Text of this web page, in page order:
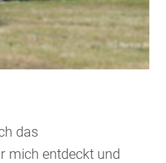
das
mich entdeckt und